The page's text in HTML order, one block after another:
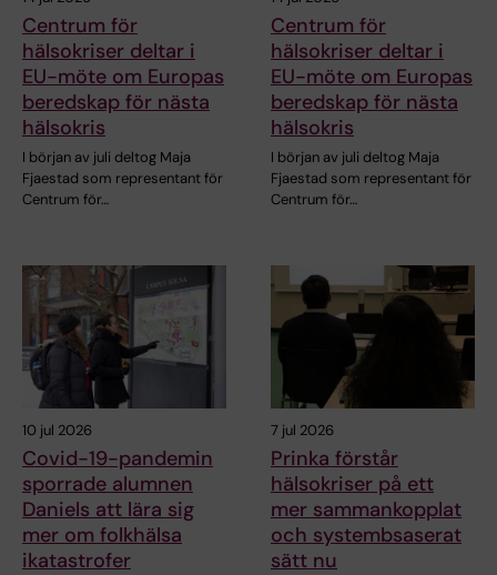
Centrum för
hälsokriser deltar i
EU-möte om Europas
beredskap för nästa
hälsokris
I början av juli deltog Maja
Fjaestad som representant för
Centrum för…
Centrum för
hälsokriser deltar i
EU-möte om Europas
beredskap för nästa
hälsokris
I början av juli deltog Maja
Fjaestad som representant för
Centrum för…
10 jul 2026
Covid-19-pandemin
sporrade alumnen
Daniels att lära sig
mer om folkhälsa
ikatastrofer
7 jul 2026
Prinka förstår
hälsokriser på ett
mer sammankopplat
och systembsaserat
sätt nu